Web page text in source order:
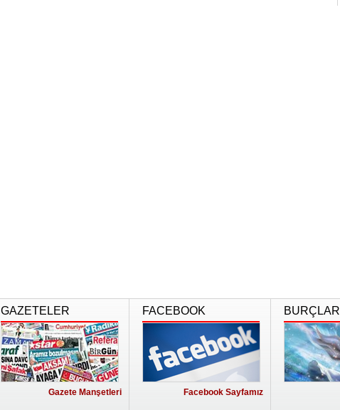
GAZETELER
Gazete Manşetleri
FACEBOOK
Facebook Sayfamız
BURÇLAR